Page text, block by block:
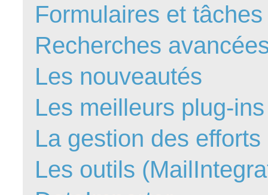
externe
FAQ
Fichiers
Formations
Formulaire
Gestion des
Gestion des
groupe
Formulaires et tâches
Recherches
Les nouveautés
Les meilleurs plug-
La gestion des efforts
Les outils